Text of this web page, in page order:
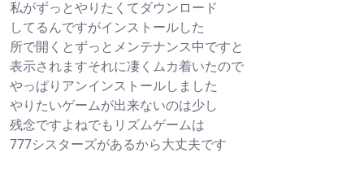
私がずっとやりたくてダウンロード
してるんですがインストールした
所で開くとずっとメンテナンス中ですと
表示されますそれに凄くムカ着いたので
やっぱりアンインストールしました
やりたいゲームが出来ないのは少し
残念ですよねでもリズムゲームは
777シスターズがあるから大丈夫です